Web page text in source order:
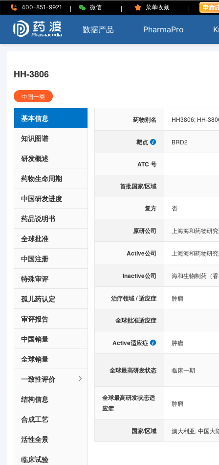
400-851-9921 | 微信 | 菜单收藏 |
数据产品 PharmaPro
HH-3806
中国一类
基本信息
知识图谱
研发概述
药物生命周期
中国研发进度
药品说明书
全球批准
中国注册
特殊审评
孤儿药认定
审评报告
中国销量
全球销量
一致性评价
结构信息
合成工艺
活性全景
临床试验
药物别名 HH3806; HH-
靶点 BRD2
ATC 号
首批国家/区域
复方 否
原研公司 上海海和药物研
Active公司 上海海和药物研
Inactive公司 海和生物制药（
治疗领域 / 适应症 肿瘤
全球批准适应症
Active适应症 肿瘤
全球最高研发状态 临床一期
全球最高研发状态适
应症
肿瘤
国家/区域 澳大利亚;中国大